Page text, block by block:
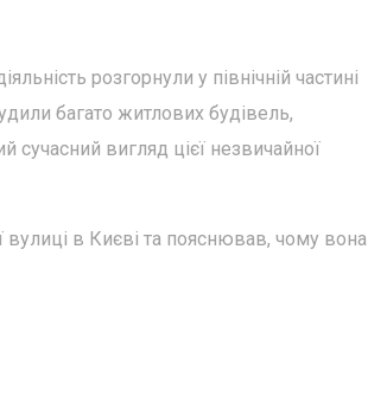
розгорнули у північній частині
багато житлових будівель,
сучасний вигляд цієї незвичайної
в Києві та пояснював, чому вона